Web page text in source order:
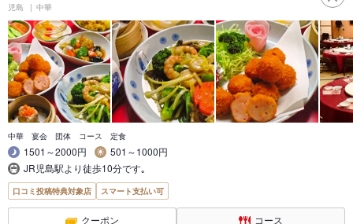
児島 中華
中華 宴会 団体 コース 定食
1501～2000円
501～1000円
JR児島駅より徒歩10分です｡
口コミ投稿特典対象店 スマート支払い可
クーポン コース